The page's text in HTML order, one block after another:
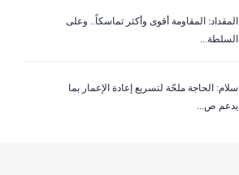
المقداد: المقاومة أقوى وأكثر تماسكاً.. وعلى
السلطة...
سلام: الحاجة ملحّة لتسريع إعادة الإعمار بما
يدعم ص...